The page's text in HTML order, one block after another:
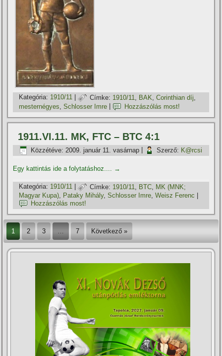
Kategória: 1910/11 | Címke: 1910/11 BAK ,Corinthian dí­j
mesternégyes ,Schlosser Imre Hozzászólás most!
1911.VI.11. MK, FTC – BTC 4:1
Közzétéve: 2009. január 11. vasárnap Szerző: K@rcsi
Egy kattintás ide a folytatáshoz.... →
Kategória: 1910/11 | Címke: 1910/11 BTC
MK (MNK;
Magyar Kupa), Pataky Mihály,Schlosser Imre,Weisz Ferenc
Hozzászólás most!
1 2 3 … 7 Következő »